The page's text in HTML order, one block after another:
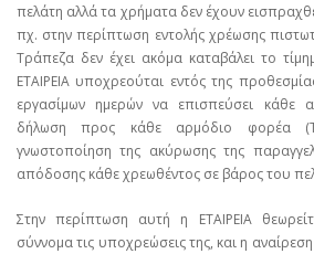
πελάτη αλλά τα χρήματα δεν έχουν
πχ. στην περίπτωση εντολής χρέωσης
Τράπεζα δεν έχει ακόμα καταβάλει το
ΕΤΑΙΡΕΙΑ υποχρεούται εντός της
εργασίμων ημερών να επισπεύσει κάθε
δήλωση προς κάθε αρμόδιο φορέα
γνωστοποίηση της ακύρωσης της
απόδοσης κάθε χρεωθέντος σε βάρος του
Στην περίπτωση αυτή η ΕΤΑΙΡΕΙΑ
σύννομα τις υποχρεώσεις της, και η